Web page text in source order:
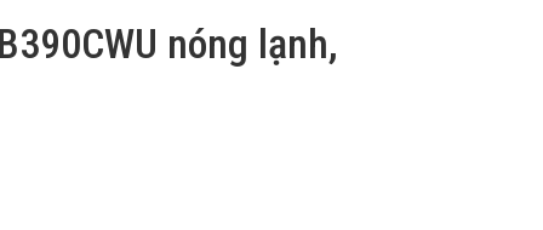
nóng lạnh,